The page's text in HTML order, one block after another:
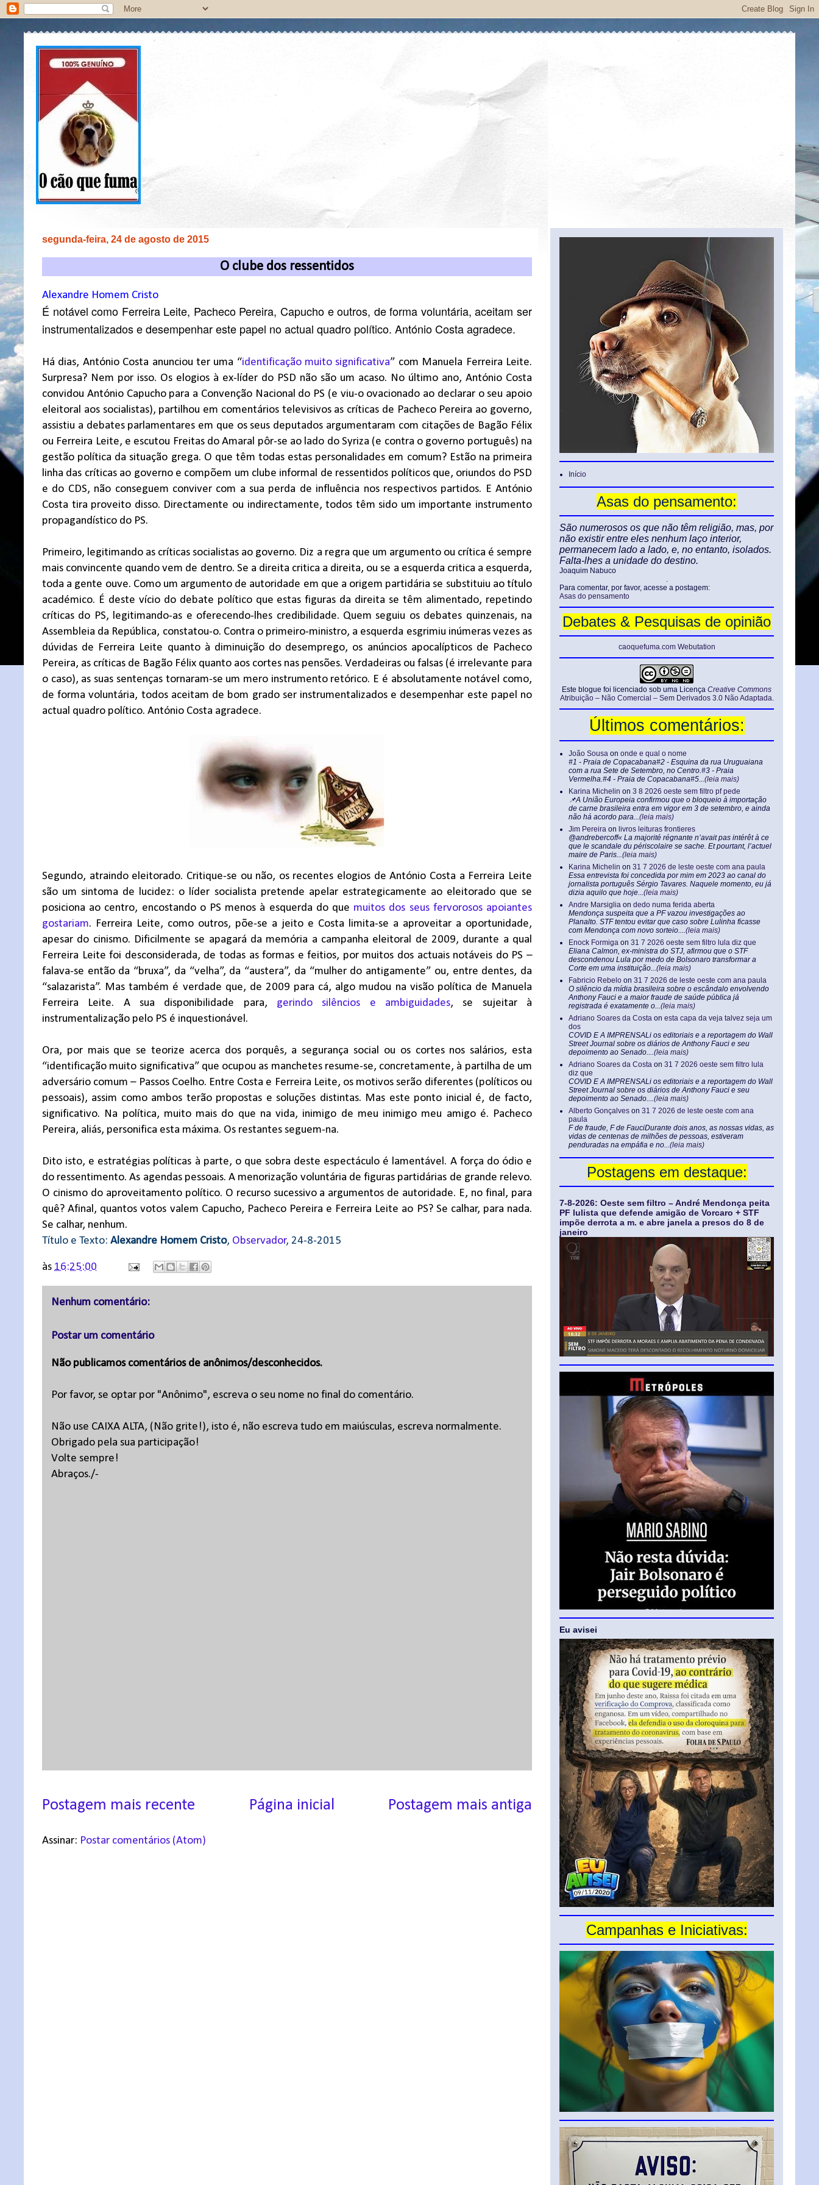
segunda-feira, 24 de agosto de 2015
O clube dos ressentidos
Alexandre Homem Cristo
É notável como Ferreira Leite, Pacheco Pereira, Capucho e outros, de forma voluntária, aceitam ser
instrumentalizados e desempenhar este papel no actual quadro político. António Costa agradece.
Há dias, António Costa anunciou ter uma “identificação muito significativa” com Manuela Ferreira Leite.
Surpresa? Nem por isso. Os elogios à ex-líder do PSD não são um acaso. No último ano, António Costa
convidou António Capucho para a Convenção Nacional do PS (e viu-o ovacionado ao declarar o seu apoio
eleitoral aos socialistas), partilhou em comentários televisivos as críticas de Pacheco Pereira ao governo,
assistiu a debates parlamentares em que os seus deputados argumentaram com citações de Bagão Félix
ou Ferreira Leite, e escutou Freitas do Amaral pôr-se ao lado do Syriza (e contra o governo português) na
gestão política da situação grega. O que têm todas estas personalidades em comum? Estão na primeira
linha das críticas ao governo e compõem um clube informal de ressentidos políticos que, oriundos do PSD
e do CDS, não conseguem conviver com a sua perda de influência nos respectivos partidos. E António
Costa tira proveito disso. Directamente ou indirectamente, todos têm sido um importante instrumento
propagandístico do PS.
Primeiro, legitimando as críticas socialistas ao governo. Diz a regra que um argumento ou crítica é sempre
mais convincente quando vem de dentro. Se a direita critica a direita, ou se a esquerda critica a esquerda,
toda a gente ouve. Como um argumento de autoridade em que a origem partidária se substituiu ao título
académico. É deste vício do debate político que estas figuras da direita se têm alimentado, repetindo
críticas do PS, legitimando-as e oferecendo-lhes credibilidade. Quem seguiu os debates quinzenais, na
Assembleia da República, constatou-o. Contra o primeiro-ministro, a esquerda esgrimiu inúmeras vezes as
dúvidas de Ferreira Leite quanto à diminuição do desemprego, os anúncios apocalípticos de Pacheco
Pereira, as críticas de Bagão Félix quanto aos cortes nas pensões. Verdadeiras ou falsas (é irrelevante para
o caso), as suas sentenças tornaram-se um mero instrumento retórico. E é absolutamente notável como,
de forma voluntária, todos aceitam de bom grado ser instrumentalizados e desempenhar este papel no
actual quadro político. António Costa agradece.
Segundo, atraindo eleitorado. Critique-se ou não, os recentes elogios de António Costa a Ferreira Leite
são um sintoma de lucidez: o líder socialista pretende apelar estrategicamente ao eleitorado que se
posiciona ao centro, encostando o PS menos à esquerda do que muitos dos seus fervorosos apoiantes
gostariam. Ferreira Leite, como outros, põe-se a jeito e Costa limita-se a aproveitar a oportunidade,
apesar do cinismo. Dificilmente se apagará da memória a campanha eleitoral de 2009, durante a qual
Ferreira Leite foi desconsiderada, de todas as formas e feitios, por muitos dos actuais notáveis do PS –
falava-se então da “bruxa”, da “velha”, da “austera”, da “mulher do antigamente” ou, entre dentes, da
“salazarista”. Mas também é verdade que, de 2009 para cá, algo mudou na visão política de Manuela
Ferreira Leite. A sua disponibilidade para, gerindo silêncios e ambiguidades, se sujeitar à
instrumentalização pelo PS é inquestionável.
Ora, por mais que se teorize acerca dos porquês, a segurança social ou os cortes nos salários, esta
“identificação muito significativa” que ocupou as manchetes resume-se, concretamente, à partilha de um
adversário comum – Passos Coelho. Entre Costa e Ferreira Leite, os motivos serão diferentes (políticos ou
pessoais), assim como ambos terão propostas e soluções distintas. Mas este ponto inicial é, de facto,
significativo. Na política, muito mais do que na vida, inimigo de meu inimigo meu amigo é. Pacheco
Pereira, aliás, personifica esta máxima. Os restantes seguem-na.
Dito isto, e estratégias políticas à parte, o que sobra deste espectáculo é lamentável. A força do ódio e
do ressentimento. As agendas pessoais. A menorização voluntária de figuras partidárias de grande relevo.
O cinismo do aproveitamento político. O recurso sucessivo a argumentos de autoridade. E, no final, para
quê? Afinal, quantos votos valem Capucho, Pacheco Pereira e Ferreira Leite ao PS? Se calhar, para nada.
Se calhar, nenhum.
Título e Texto: Alexandre Homem Cristo, Observador, 24-8-2015
às 16:25:00
Nenhum comentário:
Postar um comentário
Não publicamos comentários de anônimos/desconhecidos.
Por favor, se optar por "Anônimo", escreva o seu nome no final do comentário.
Não use CAIXA ALTA, (Não grite!), isto é, não escreva tudo em maiúsculas, escreva normalmente.
Obrigado pela sua participação!
Volte sempre!
Abraços./-
Postagem mais recente Postagem mais antiga
Página inicial
Assinar: Postar comentários (Atom)
Início
Asas do pensamento:
São numerosos os que não têm religião, mas, por
não existir entre eles nenhum laço interior,
permanecem lado a lado, e, no entanto, isolados.
Falta-lhes a unidade do destino.
Joaquim Nabuco
.
Para comentar, por favor, acesse a postagem:
Asas do pensamento
Debates & Pesquisas de opinião
caoquefuma.com Webutation
Este blogue foi licenciado sob uma Licença Creative Commons
Atribuição – Não Comercial – Sem Derivados 3.0 Não Adaptada.
Últimos comentários:
João Sousa on onde e qual o nome
#1 - Praia de Copacabana#2 - Esquina da rua Uruguaiana
com a rua Sete de Setembro, no Centro.#3 - Praia
Vermelha.#4 - Praia de Copacabana#5...(leia mais)
Karina Michelin on 3 8 2026 oeste sem filtro pf pede
📌A União Europeia confirmou que o bloqueio à importação
de carne brasileira entra em vigor em 3 de setembro, e ainda
não há acordo para...(leia mais)
Jim Pereira on livros leituras frontieres
@andrebercoff« La majorité régnante n’avait pas intérêt à ce
que le scandale du périscolaire se sache. Et pourtant, l’actuel
maire de Paris...(leia mais)
Karina Michelin on 31 7 2026 de leste oeste com ana paula
Essa entrevista foi concedida por mim em 2023 ao canal do
jornalista português Sérgio Tavares. Naquele momento, eu já
dizia aquilo que hoje...(leia mais)
Andre Marsiglia on dedo numa ferida aberta
Mendonça suspeita que a PF vazou investigações ao
Planalto. STF tentou evitar que caso sobre Lulinha ficasse
com Mendonça com novo sorteio....(leia mais)
Enock Formiga on 31 7 2026 oeste sem filtro lula diz que
Eliana Calmon, ex-ministra do STJ, afirmou que o STF
descondenou Lula por medo de Bolsonaro transformar a
Corte em uma instituição...(leia mais)
Fabricio Rebelo on 31 7 2026 de leste oeste com ana paula
O silêncio da mídia brasileira sobre o escândalo envolvendo
Anthony Fauci e a maior fraude de saúde pública já
registrada é exatamente o...(leia mais)
Adriano Soares da Costa on esta capa da veja talvez seja um
dos
COVID E A IMPRENSALi os editoriais e a reportagem do Wall
Street Journal sobre os diários de Anthony Fauci e seu
depoimento ao Senado....(leia mais)
Adriano Soares da Costa on 31 7 2026 oeste sem filtro lula
diz que
COVID E A IMPRENSALi os editoriais e a reportagem do Wall
Street Journal sobre os diários de Anthony Fauci e seu
depoimento ao Senado....(leia mais)
Alberto Gonçalves on 31 7 2026 de leste oeste com ana
paula
F de fraude, F de FauciDurante dois anos, as nossas vidas, as
vidas de centenas de milhões de pessoas, estiveram
penduradas na empáfia e no...(leia mais)
Postagens em destaque:
7-8-2026: Oeste sem filtro – André Mendonça peita
PF lulista que defende amigão de Vorcaro + STF
impõe derrota a m. e abre janela a presos do 8 de
janeiro
Eu avisei
Campanhas e Iniciativas: